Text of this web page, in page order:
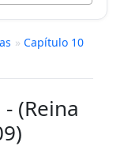
» Capítulo 10
(Reina